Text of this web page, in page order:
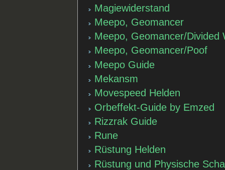
Magiewiderstand
Meepo, Geomancer
Meepo, Geomancer/Divided
Meepo, Geomancer/Poof
Meepo Guide
Mekansm
Movespeed Helden
Orbeffekt-Guide by Emzed
Rizzrak Guide
Rune
Rüstung Helden
Rüstung und Physische